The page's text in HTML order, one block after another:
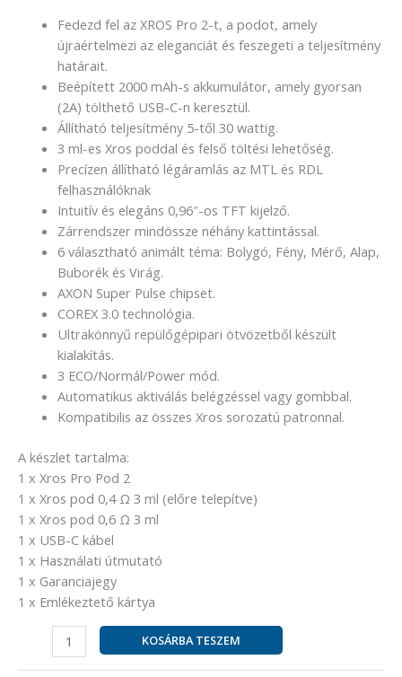
Fedezd fel az XROS Pro 2-t, a podot, amely
újraértelmezi az eleganciát és feszegeti a teljesítmény
határait.
Beépített 2000 mAh-s akkumulátor, amely gyorsan
(2A) tölthető USB-C-n keresztül.
Állítható teljesítmény 5-től 30 wattig.
3 ml-es Xros poddal és felső töltési lehetőség.
Precízen állítható légáramlás az MTL és RDL
felhasználóknak
Intuitív és elegáns 0,96″-os TFT kijelző.
Zárrendszer mindössze néhány kattintással.
6 választható animált téma: Bolygó, Fény, Mérő, Alap,
Buborék és Virág.
AXON Super Pulse chipset.
COREX 3.0 technológia.
Ultrakönnyű repülőgépipari ötvözetből készült
kialakítás.
3 ECO/Normál/Power mód.
Automatikus aktiválás belégzéssel vagy gombbal.
Kompatibilis az összes Xros sorozatú patronnal.
A készlet tartalma:
1 x Xros Pro Pod 2
1 x Xros pod 0,4 Ω 3 ml (előre telepítve)
1 x Xros pod 0,6 Ω 3 ml
1 x USB-C kábel
1 x Használati útmutató
1 x Garanciajegy
1 x Emlékeztető kártya
KOSÁRBA TESZEM